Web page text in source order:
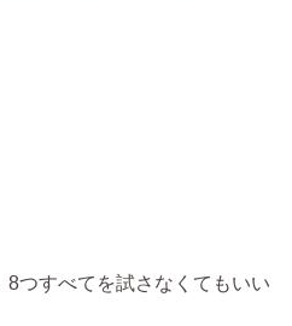
8つすべてを試さなくてもいい